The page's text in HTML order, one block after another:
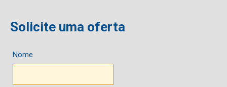
Solicite uma oferta
Nome